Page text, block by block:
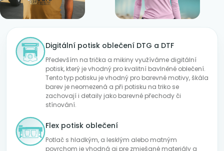
Digitální potisk oblečení DTG a DTF
Především na trička a mikiny využíváme digitální
potisk, který je vhodný pro kvalitní bavlněné oblečení.
Tento typ potisku je vhodný pro barevné motivy, škála
barev je neomezená a při potisku na triko se
zachovají i detaily jako barevné přechody či
stínování.
Flex potisk oblečení
Potlač s hladkým, a lesklým alebo matným
povrchom je vhodná aj pre zmiešané materiály a